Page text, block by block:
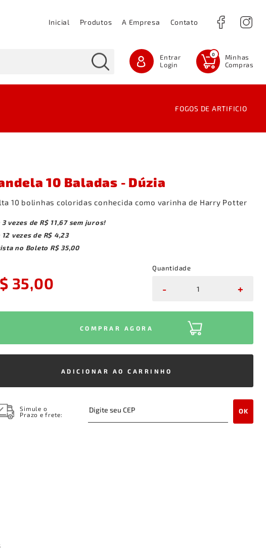
Inicial Produtos A Empresa Contato
Entrar
Login
0
FOGOS DE ARTIFICIO
ROJÕES
10 Baladas - Dúzia
10 bolinhas coloridas conhecida como varinha de Harry Potter
3vezes de R$ 11,67sem juros!
12 vezes de R$ 4,23
no Boleto R$ 35,00
35,00
Quantidade
- +
COMPRAR AGORA
ADICIONAR AO CARRINHO
Simule o
Prazo e frete:
OK